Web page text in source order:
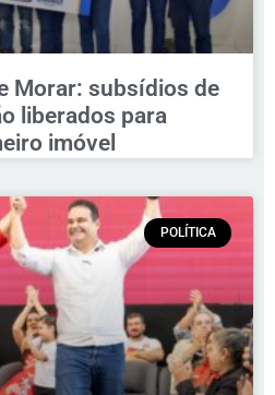
Morar: subsídios de
liberados para
imóvel
POLÍTICA